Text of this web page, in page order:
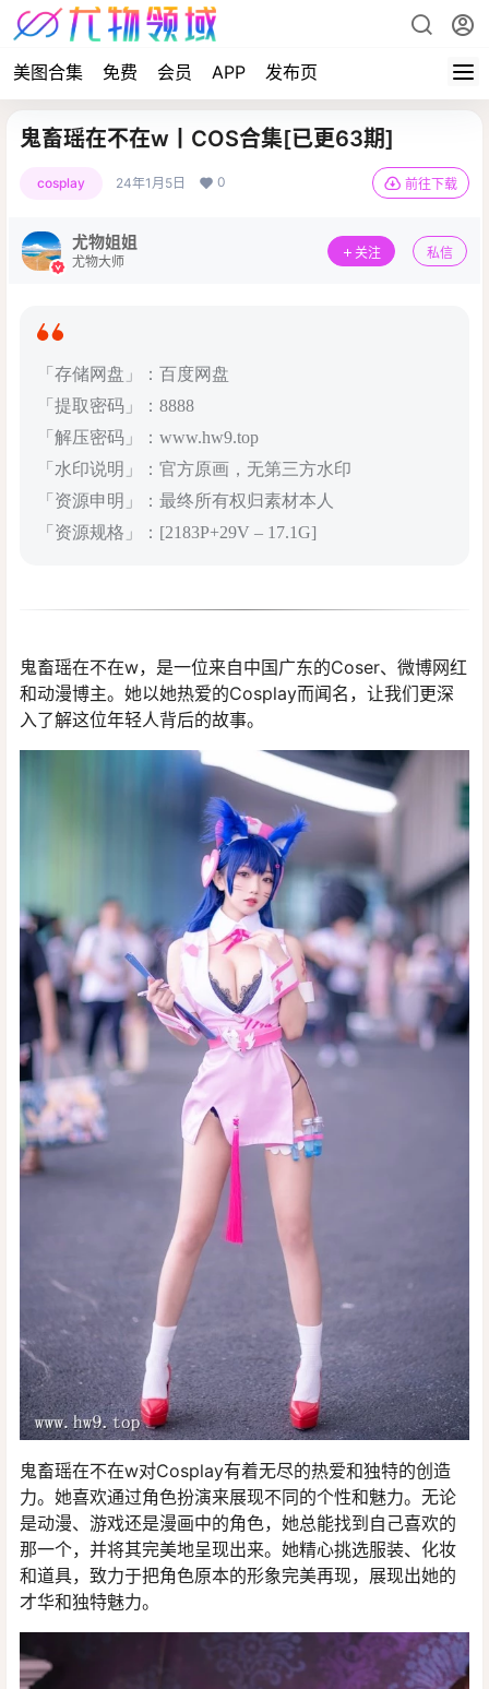
美图合集 免费 会员 APP 发布页
鬼畜瑶在不在w丨COS合集[已更63期]
cosplay 24年1月5日 0 前往下载
尤物姐姐
尤物大师
关注 私信
「存储网盘」：百度网盘
「提取密码」：8888
「解压密码」：www.hw9.top
「水印说明」：官方原画，无第三方水印
「资源申明」：最终所有权归素材本人
「资源规格」：[2183P+29V – 17.1G]
鬼畜瑶在不在w，是一位来自中国广东的Coser、微博网红
和动漫博主。她以她热爱的Cosplay而闻名，让我们更深
入了解这位年轻人背后的故事。
鬼畜瑶在不在w对Cosplay有着无尽的热爱和独特的创造
力。她喜欢通过角色扮演来展现不同的个性和魅力。无论
是动漫、游戏还是漫画中的角色，她总能找到自己喜欢的
那一个，并将其完美地呈现出来。她精心挑选服装、化妆
和道具，致力于把角色原本的形象完美再现，展现出她的
才华和独特魅力。